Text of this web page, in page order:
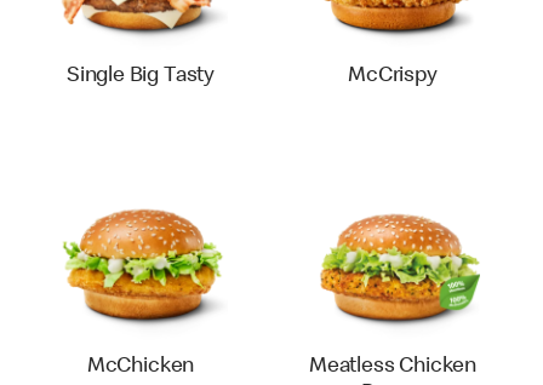
Single Big Tasty McCrispy
McChicken
Meatless Chicken